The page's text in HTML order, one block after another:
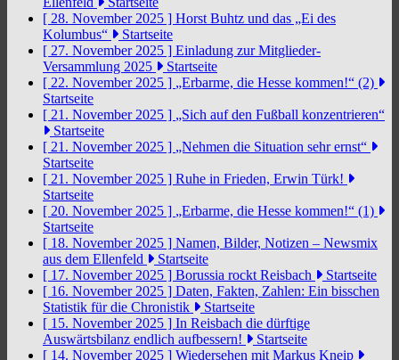
[ 28. November 2025 ] Horst Buhtz und das „Ei des
Kolumbus“
Startseite
[ 27. November 2025 ] Einladung zur Mitglieder-
Versammlung 2025
Startseite
[ 22. November 2025 ] „Erbarme, die Hesse kommen!“ (2)
Startseite
[ 21. November 2025 ] „Sich auf den Fußball konzentrieren“
Startseite
[ 21. November 2025 ] „Nehmen die Situation sehr ernst“
Startseite
[ 21. November 2025 ] Ruhe in Frieden, Erwin Türk!
Startseite
[ 20. November 2025 ] „Erbarme, die Hesse kommen!“ (1)
Startseite
[ 18. November 2025 ] Namen, Bilder, Notizen – Newsmix
aus dem Ellenfeld
Startseite
[ 17. November 2025 ] Borussia rockt Reisbach
Startseite
[ 16. November 2025 ] Daten, Fakten, Zahlen: Ein bisschen
Statistik für die Chronistik
Startseite
[ 15. November 2025 ] In Reisbach die dürftige
Auswärtsbilanz endlich aufbessern!
Startseite
[ 14. November 2025 ] Wiedersehen mit Markus Kneip